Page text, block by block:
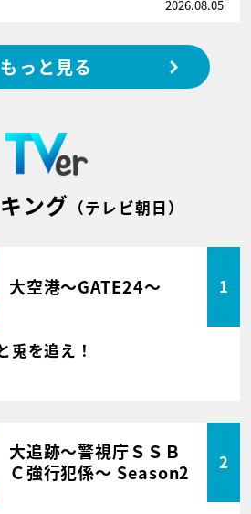
2026.08.05
もっと見る
ング （テレビ朝日）
大空港～GATE24～ 1
兎を追え！
大追跡～警視庁ＳＳＢ
Ｃ強行犯係～ Season2
2